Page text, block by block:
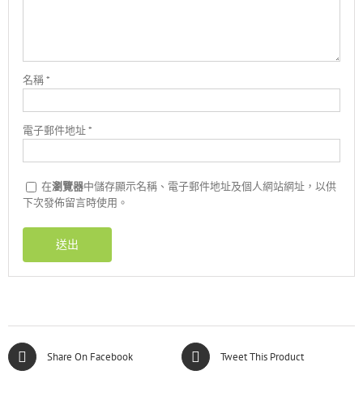
名稱*
電子郵件地址*
在瀏覽器中儲存顯示名稱、電子郵件地址及個人網站網址，以供
下次發佈留言時使用。
Share On Facebook Tweet This Product